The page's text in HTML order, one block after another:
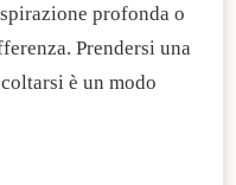
profonda o
Prendersi una
è un modo